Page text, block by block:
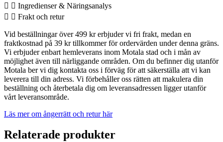
Ingredienser & Näringsanalys
Frakt och retur
Vid beställningar över 499 kr erbjuder vi fri frakt, medan en
fraktkostnad på 39 kr tillkommer för ordervärden under denna gräns.
Vi erbjuder enbart hemleverans inom Motala stad och i mån av
möjlighet även till närliggande områden. Om du befinner dig utanför
Motala ber vi dig kontakta oss i förväg för att säkerställa att vi kan
leverera till din adress. Vi förbehåller oss rätten att makulera din
beställning och återbetala dig om leveransadressen ligger utanför
vårt leveransområde.
Läs mer om ångerrätt och retur här
Relaterade produkter